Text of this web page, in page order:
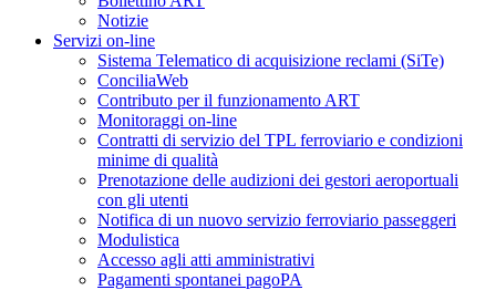
Notizie
Servizi on-line
Sistema Telematico di acquisizione reclami (SiTe)
ConciliaWeb
Contributo per il funzionamento ART
Monitoraggi on-line
Contratti di servizio del TPL ferroviario e condizioni
minime di qualità
Prenotazione delle audizioni dei gestori aeroportuali
con gli utenti
Notifica di un nuovo servizio ferroviario passeggeri
Modulistica
Accesso agli atti amministrativi
Pagamenti spontanei pagoPA